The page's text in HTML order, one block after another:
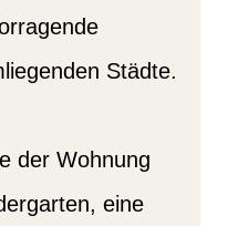
Städte.
der Wohnung
eine